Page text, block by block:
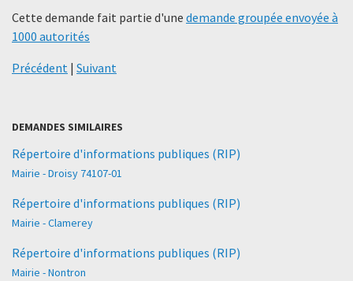
Cette demande fait partie d'une demande groupée envoyée à
1000 autorités
Précédent | Suivant
DEMANDES SIMILAIRES
Répertoire d'informations publiques (RIP)
Mairie - Droisy 74107-01
Répertoire d'informations publiques (RIP)
Mairie - Clamerey
Répertoire d'informations publiques (RIP)
Mairie - Nontron